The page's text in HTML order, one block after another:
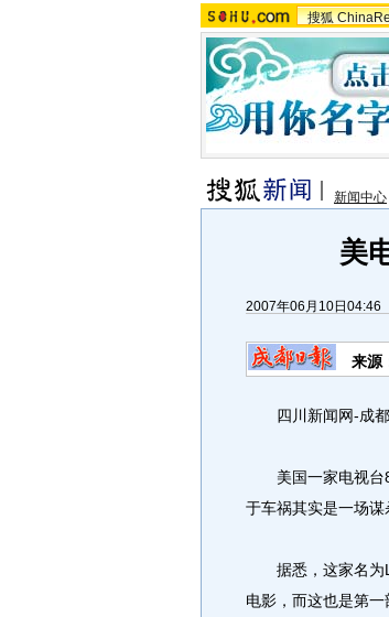
搜狐
新闻中心
美
2007年06月10日04:46
来源
四川新闻网-成都
美国一家电视台8
于车祸其实是一场谋
据悉，这家名为
电影，而这也是第一